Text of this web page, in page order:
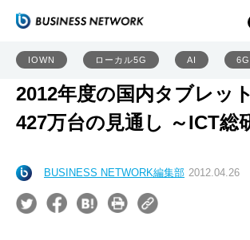
IOWN ローカル5G AI 6G
2012年度の国内タブレッ
427万台の見通し ～ICT総
BUSINESS NETWORK編集部 2012.04.26